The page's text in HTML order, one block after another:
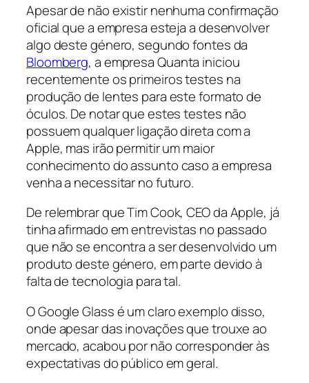
Apesar de não existir nenhuma confirmação
oficial que a empresa esteja a desenvolver
algo deste género, segundo fontes da
Bloomberg, a empresa Quanta iniciou
recentemente os primeiros testes na
produção de lentes para este formato de
óculos. De notar que estes testes não
possuem qualquer ligação direta com a
Apple, mas irão permitir um maior
conhecimento do assunto caso a empresa
venha a necessitar no futuro.
De relembrar que Tim Cook, CEO da Apple, já
tinha afirmado em entrevistas no passado
que não se encontra a ser desenvolvido um
produto deste género, em parte devido à
falta de tecnologia para tal.
O Google Glass é um claro exemplo disso,
onde apesar das inovações que trouxe ao
mercado, acabou por não corresponder às
expectativas do público em geral.